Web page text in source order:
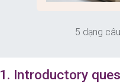
5 dạng
1. Introductory